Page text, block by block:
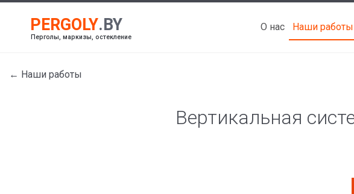
Перголы, маркизы, остекление
О нас Наши работы
← Наши работы
Вертикальная